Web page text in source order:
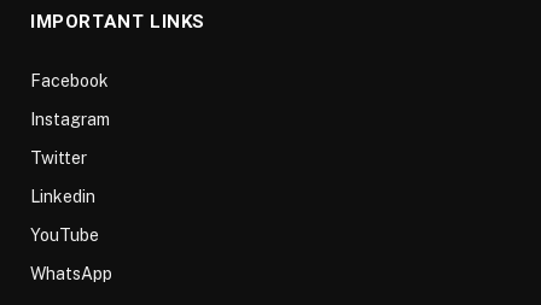
IMPORTANT LINKS
Facebook
Instagram
Twitter
Linkedin
YouTube
WhatsApp